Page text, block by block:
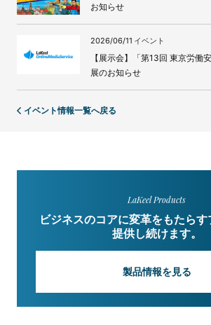
お知らせ
2026/06/11 イベント
【展示会】「第13回 東京労働
展のお知らせ
イベント情報一覧へ戻る
LaKeel Products
ビジネスのコアに変革をもたら
提供し続けます。
製品情報を見る